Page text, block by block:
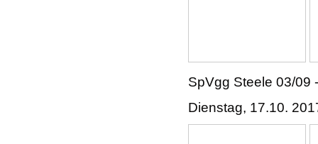
SpVgg Steele 03/09
Dienstag, 17.10.